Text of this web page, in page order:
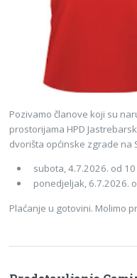
Pozivamo članove koji su
prostorijama HPD
dvorišta općinske zgrade na
subota, 4.7.2026. od
ponedjeljak, 6.7.2026.
Plaćanje u gotovini. Molimo